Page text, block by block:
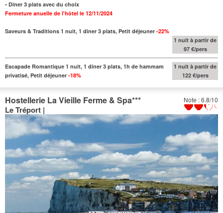
• Diner 3 plats avec du choix
Fermeture anuelle de l'hôtel le 12/11/2024
Saveurs & Traditions 1 nuit, 1 diner 3 plats, Petit déjeuner -22%
1 nuit à partir de
97 €/pers
Escapade Romantique 1 nuit, 1 diner 3 plats, 1h de hammam
privatisé, Petit déjeuner -18%
1 nuit à partir de
122 €/pers
Note : 6.8/10
Hostellerie La Vieille Ferme & Spa***
Le Tréport |